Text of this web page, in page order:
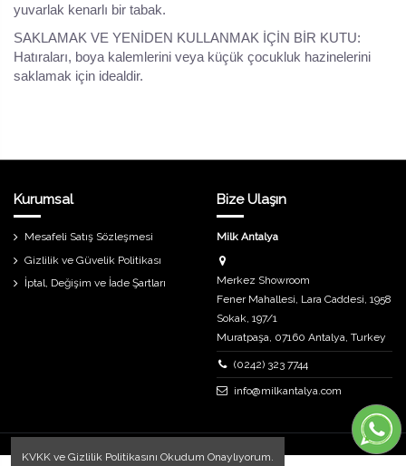
yuvarlak kenarlı bir tabak.
SAKLAMAK VE YENİDEN KULLANMAK İÇİN BİR KUTU:
Hatıraları, boya kalemlerini veya küçük çocukluk hazinelerini
saklamak için idealdir.
Kurumsal
Mesafeli Satış Sözleşmesi
Gizlilik ve Güvelik Politikası
İptal, Değişim ve İade Şartları
Bize Ulaşın
Milk Antalya
Merkez Showroom
Fener Mahallesi, Lara Caddesi, 1958
Sokak, 197/1
Muratpaşa, 07160 Antalya, Turkey
(0242) 323 7744
info@milkantalya.com
KVKK ve Gizlilik Politikasını Okudum Onaylıyorum.